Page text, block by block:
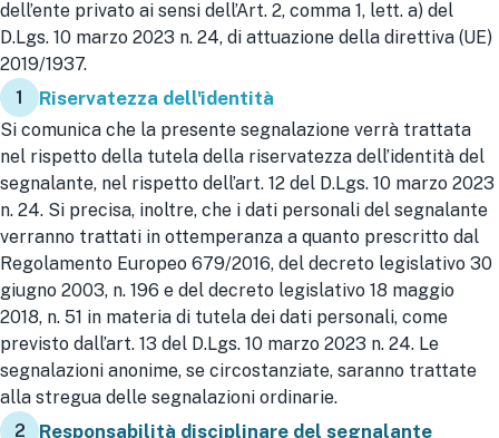
dell’ente privato ai sensi dell’Art. 2, comma 1, lett. a) del
D.Lgs. 10 marzo 2023 n. 24, di attuazione della direttiva (UE)
2019/1937.
1
Riservatezza dell'identità
Si comunica che la presente segnalazione verrà trattata
nel rispetto della tutela della riservatezza dell’identità del
segnalante, nel rispetto dell’art. 12 del D.Lgs. 10 marzo 2023
n. 24. Si precisa, inoltre, che i dati personali del segnalante
verranno trattati in ottemperanza a quanto prescritto dal
Regolamento Europeo 679/2016, del decreto legislativo 30
giugno 2003, n. 196 e del decreto legislativo 18 maggio
2018, n. 51 in materia di tutela dei dati personali, come
previsto dall’art. 13 del D.Lgs. 10 marzo 2023 n. 24. Le
segnalazioni anonime, se circostanziate, saranno trattate
alla stregua delle segnalazioni ordinarie.
2
Responsabilità disciplinare del segnalante